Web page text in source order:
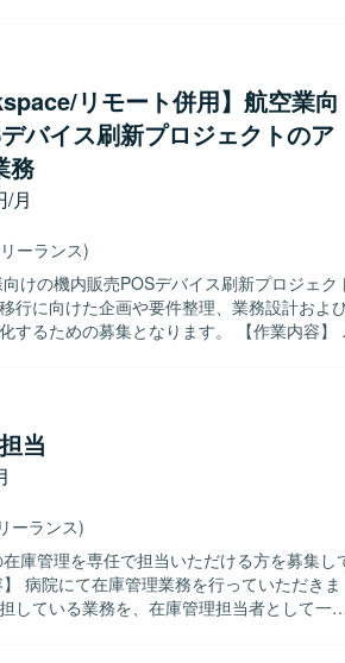
ル管理などプロジェクトマネジメント寄りの
す。厳しいスケジュール環境での推進経験
のキャリアにもつながります。 【開発環
ID管理・認証基盤、Active Directoryや
ディレクトリサービスや認証連携技術を扱う
およびユースケースの定義、業務フローの整
の情報アーキテクチャ設計と画面設計を実施
を用いたワイヤーフレームやモックアッ
プロトタイプの作成を行い、開発チームやス
すり合わせながら意思決定から実装までを一
きます。また、競合サービスの調査・分析を
善点や差別化ポイントを明確にし、実装後の
質確認まで担当していただきます。 【求め
業務に向き合い、物事の本質を理解しようと
求めています。能動的かつ自立的に仕事に取
ながらデータドリブンに意思決定できる方
して助け合いながら業務を遂行でき、失敗を
ジできる方、自らステークホルダーと積極的
画・設計段階から関わることができます。AI
など、最新の開発手法を実務の中
ライブラリや技術選定にも関与でき、契約形
装・コードレビューに参加できるフラットな
ただけます。リモートを中心とした環境のも
に集中しながら、主体的にプロダクト価値向
】 フロントエンドは
MUIを採用し、バックエンドはNodeおよび
ます。インフラにはAWSとCDKを利用し、
リモート併用】航空業向
バイス刷新プロジェクトのア
務
/月
ーランス)
向けの機内販売POSデバイス刷新プロジェク
行に向けた企画や要件整理、業務設計およ
の募集となります。 【作業内容】 航
ただきます。 ブレインストーミングで整理さ
イルオーダー導入に向けたコンセプト資料を
ルオーダーに関する調査結果の分析および戦
を作成いたします。 要件管理プロセスを策定
要件管理テンプレートを作成いたします。 シ
要図を作成いたします。 機内販売における各
、業務フローを作成いたします。 在庫引当、
トカード決済に関する業務・システムフロ
デバイス導入に向けた移行計画を策定し、
事項を整理いたします。 端末・デバイス運
当
ーランス)
在庫管理を専任で担当いただける方を募集し
している業務を、在庫管理担当者として一